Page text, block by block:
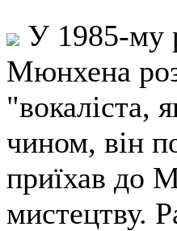
У 1985-му
Мюнхена
"вокаліста,
чином, він
приїхав до
мистецтву.